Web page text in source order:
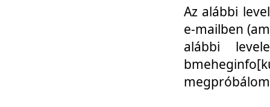
Az alábbi
e-mailben
alábbi